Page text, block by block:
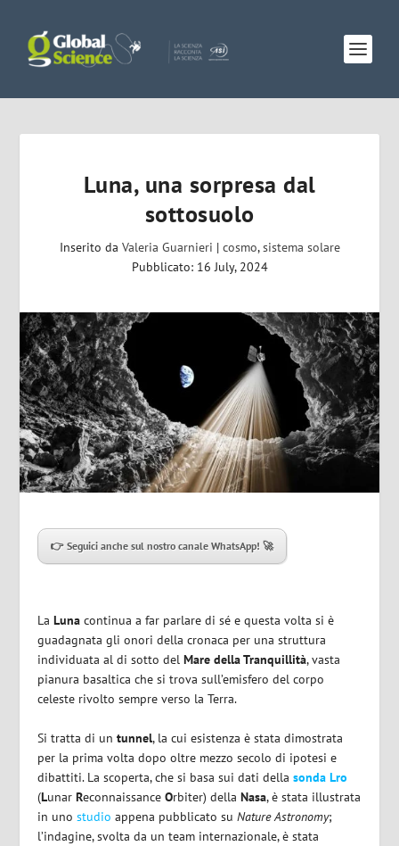
Luna, una sorpresa dal
sottosuolo
Inserito da Valeria Guarnieri | cosmo,sistema solare
Pubblicato: 16 July, 2024
👉 Seguici anche sul nostro canale WhatsApp! 🚀
LaLuna continua a far parlare di sé e questa volta si è
guadagnata gli onori della cronaca per una struttura
individuata al di sotto del Mare della Tranquillità, vasta
pianura basaltica che si trova sull’emisfero del corpo
celeste rivolto sempre verso la Terra.
Si tratta di untunnel, la cui esistenza è stata dimostrata
per la prima volta dopo oltre mezzo secolo di ipotesi e
dibattiti. La scoperta, che si basa sui dati dellasonda Lro
(LunarReconnaissanceOrbiter) dellaNasa, è stata illustrata
in unostudio appena pubblicato suNature Astronomy;
l’indagine, svolta da un team internazionale, è stata